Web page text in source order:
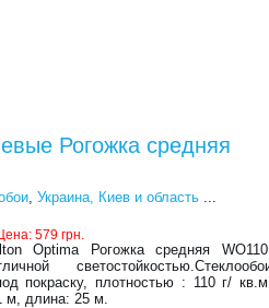
Рогожка средняя
,Украина, Киев и область ...
579 грн.
Optima Рогожка средняя
покраску, плотностью : 110 г/
м, длина: 25 м.